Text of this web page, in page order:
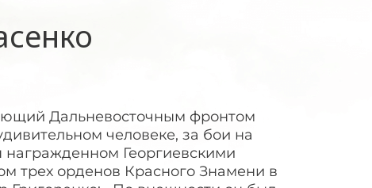
Дальневосточным фронтом
человеке, за бои на
Георгиевскими
трех орденов Красного Знамени в